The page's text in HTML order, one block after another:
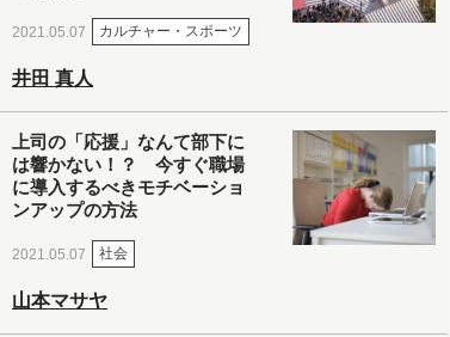
2021.05.07 カルチャー・スポーツ
井田 真人
上司の「応援」なんて部下に
は響かない！？ 今すぐ職場
に導入するべきモチベーショ
ンアップの方法
2021.05.07 社会
山本マサヤ